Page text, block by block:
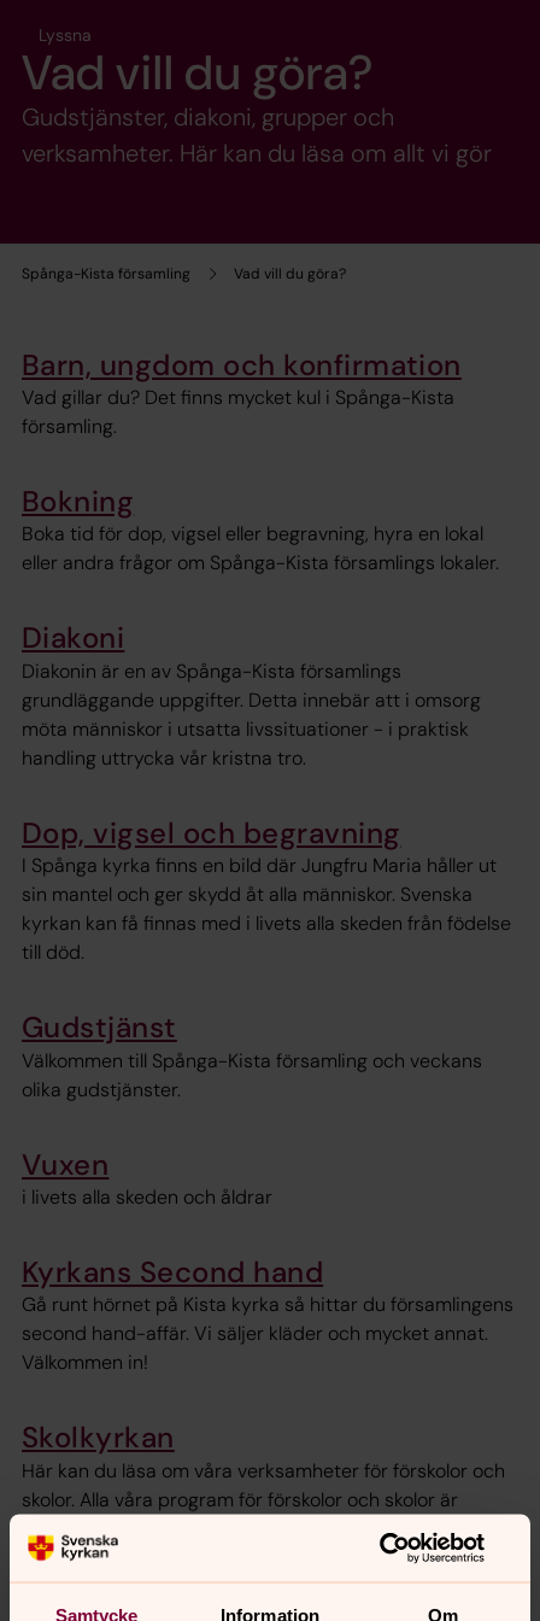
Samtycke Information Om
Spånga-Kista församling Vad vill du göra?
Lyssna
Vad vill du göra?
Gudstjänster, diakoni, grupper och
verksamheter. Här kan du läsa om allt vi gör
Barn, ungdom och konfirmation
Vad gillar du? Det finns mycket kul i Spånga-Kista
församling.
Bokning
Boka tid för dop, vigsel eller begravning, hyra en lokal
eller andra frågor om Spånga-Kista församlings lokaler.
Diakoni
Diakonin är en av Spånga-Kista församlings
grundläggande uppgifter. Detta innebär att i omsorg
möta människor i utsatta livssituationer - i praktisk
handling uttrycka vår kristna tro.
Dop, vigsel och begravning
I Spånga kyrka finns en bild där Jungfru Maria håller ut
sin mantel och ger skydd åt alla människor. Svenska
kyrkan kan få finnas med i livets alla skeden från födelse
till död.
Gudstjänst
Välkommen till Spånga-Kista församling och veckans
olika gudstjänster.
Vuxen
i livets alla skeden och åldrar
Kyrkans Second hand
Gå runt hörnet på Kista kyrka så hittar du församlingens
second hand-affär. Vi säljer kläder och mycket annat.
Välkommen in!
Skolkyrkan
Här kan du läsa om våra verksamheter för förskolor och
skolor. Alla våra program för förskolor och skolor är
kostnadsfria.